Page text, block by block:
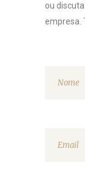
ou
empresa.